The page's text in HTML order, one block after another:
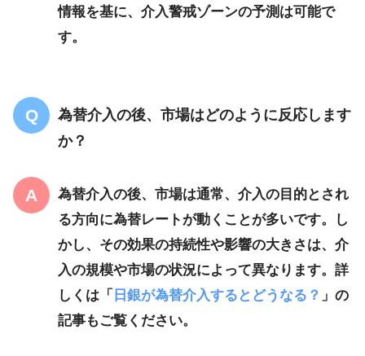
情報を基に、介入警戒ゾーンの予測は可能で
す。
為替介入の後、市場はどのように反応します
か？
為替介入の後、市場は通常、介入の目的とされ
る方向に為替レートが動くことが多いです。し
かし、その効果の持続性や影響の大きさは、介
入の規模や市場の状況によって異なります。詳
しくは「 日銀が為替介入するとどうなる？ 」の
記事もご覧ください。